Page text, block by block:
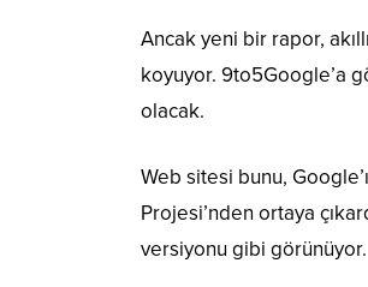
Ancak yeni bir rapor,
koyuyor. 9to5Google’a
olacak.
Web sitesi bunu,
Projesi’nden ortaya
versiyonu gibi görünüyor.